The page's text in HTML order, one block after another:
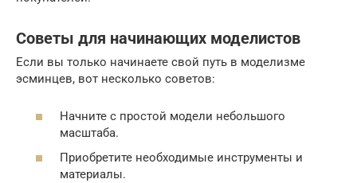
Советы для начинающих моделистов
Если вы только начинаете свой путь в моделизме
эсминцев, вот несколько советов:
Начните с простой модели небольшого
масштаба.
Приобретите необходимые инструменты и
материалы.